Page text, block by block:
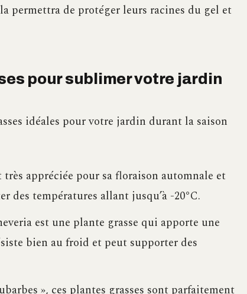
permettra de protéger leurs racines du gel et
pour sublimer votre jardin
idéales pour votre jardin durant la saison
appréciée pour sa floraison automnale et
des températures allant jusqu’à -20°C.
est une plante grasse qui apporte une
bien au froid et peut supporter des
», ces plantes grasses sont parfaitement